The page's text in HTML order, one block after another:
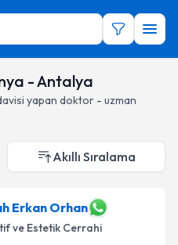
- Antalya
yapan doktor - uzman
Akıllı Sıralama
Erkan Orhan
ve Estetik Cerrahi